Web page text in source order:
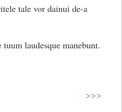
tale vor dainui de-a
laudesque manebunt.
>>>